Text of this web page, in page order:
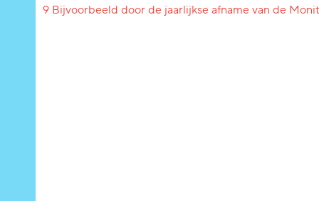
9 Bijvoorbeeld door de jaarlijkse afname van de